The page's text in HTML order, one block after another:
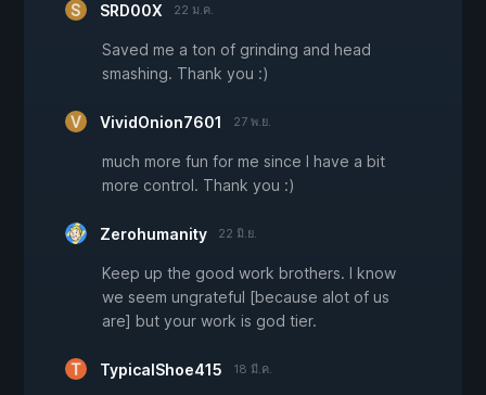
SRD00X 22 ม.ค.
Saved me a ton of grinding and head
smashing. Thank you :)
VividOnion7601 27 พ.ย.
much more fun for me since I have a bit
more control. Thank you :)
Zerohumanity 22 มิ.ย.
Keep up the good work brothers. I know
we seem ungrateful [because alot of us
are] but your work is god tier.
TypicalShoe415 18 มี.ค.